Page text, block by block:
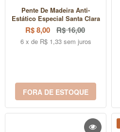
Pente De Madeira Anti-
Estático Especial Santa Clara
R$ 8,00 R$ 16,00
6 x de R$ 1,33 sem juros
FORA DE ESTOQUE